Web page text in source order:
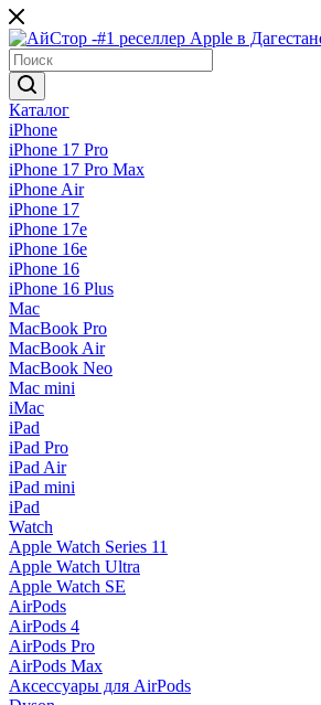
Каталог
iPhone
iPhone 17 Pro
iPhone 17 Pro Max
iPhone Air
iPhone 17
iPhone 17e
iPhone 16e
iPhone 16
iPhone 16 Plus
Mac
MacBook Pro
MacBook Air
MacBook Neo
Mac mini
iMac
iPad
iPad Pro
iPad Air
iPad mini
iPad
Watch
Apple Watch Series 11
Apple Watch Ultra
Apple Watch SE
AirPods
AirPods 4
AirPods Pro
AirPods Max
Аксессуары для AirPods